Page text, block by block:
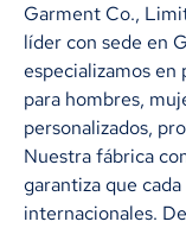
Garment Co.,
líder con sede en
especializamos
para hombres,
personalizados,
Nuestra fábrica
garantiza que
internacionales.